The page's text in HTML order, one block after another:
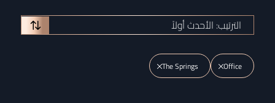
الترتيب: الأحدث أولاً
Office
The Springs